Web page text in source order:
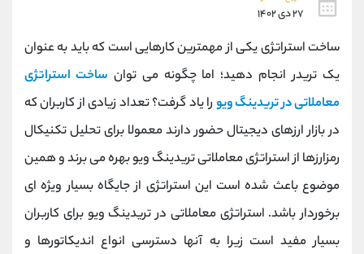
۲۷ دی ۱۴۰۲
ساخت استراتژی یکی از مهمترین کارهایی است که باید به عنوان
یک تریدر انجام دهید؛ اما چگونه می توان ساخت استراتژی
معاملاتی در تریدینگ ویو را یاد گرفت؟ تعداد زیادی از کاربران که
در بازار ارزهای دیجیتال حضور دارند معمولا برای تحلیل تکنیکال
رمزارزها از استراتژی معاملاتی تریدینگ ویو بهره می برند و همین
موضوع باعث شده است این استراتژی از جایگاه بسیار ویژه ای
برخوردار باشد. استراتژی معاملاتی در تریدینگ ویو برای کاربران
بسیار مفید است زیرا به آنها دسترسی انواع اندیکاتورها و
اطلاعات تماس (دفتر فروش)
تلفن 021-22021030
بدون پیش شماره 90001030
اینستاگرام @alireza.mehrabii
کانال تلگرام @alirezamehrabi_com